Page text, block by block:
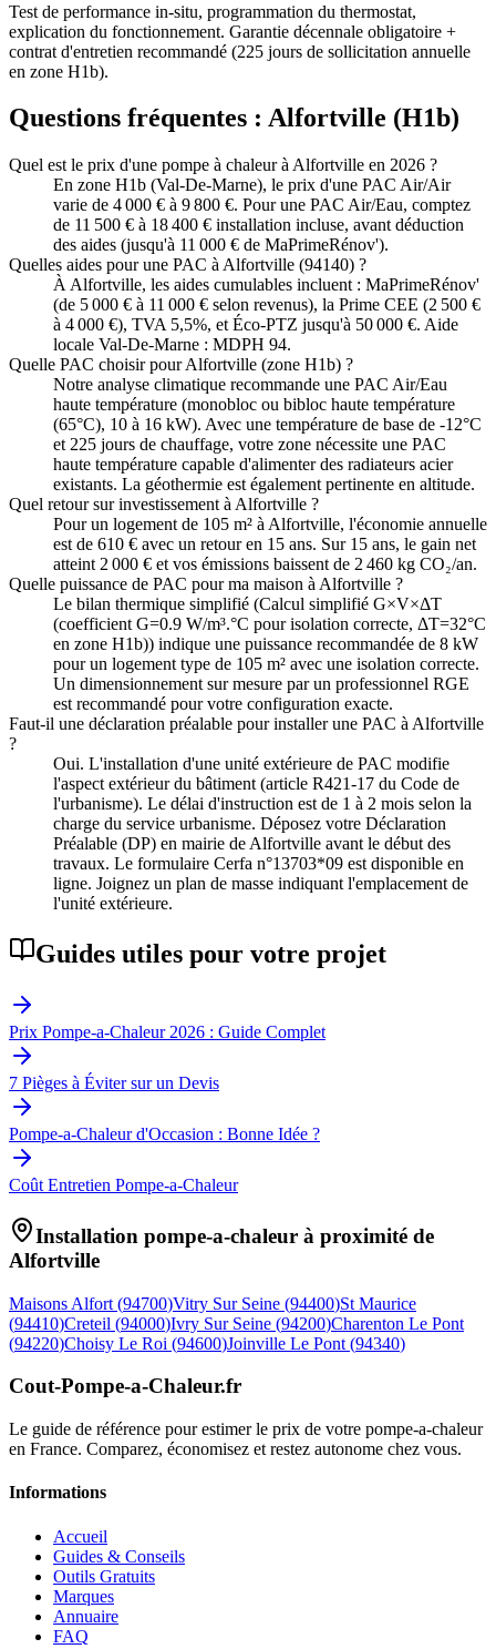
Test de performance in-situ, programmation du thermostat,
explication du fonctionnement. Garantie décennale obligatoire +
contrat d'entretien recommandé (225 jours de sollicitation annuelle
en zone H1b).
Questions fréquentes : Alfortville (H1b)
Quel est le prix d'une pompe à chaleur à Alfortville en 2026 ?
En zone H1b (Val-De-Marne), le prix d'une PAC Air/Air
varie de 4 000 € à 9 800 €. Pour une PAC Air/Eau, comptez
de 11 500 € à 18 400 € installation incluse, avant déduction
des aides (jusqu'à 11 000 € de MaPrimeRénov').
Quelles aides pour une PAC à Alfortville (94140) ?
À Alfortville, les aides cumulables incluent : MaPrimeRénov'
(de 5 000 € à 11 000 € selon revenus), la Prime CEE (2 500 €
à 4 000 €), TVA 5,5%, et Éco-PTZ jusqu'à 50 000 €. Aide
locale Val-De-Marne : MDPH 94.
Quelle PAC choisir pour Alfortville (zone H1b) ?
Notre analyse climatique recommande une PAC Air/Eau
haute température (monobloc ou bibloc haute température
(65°C), 10 à 16 kW). Avec une température de base de -12°C
et 225 jours de chauffage, votre zone nécessite une PAC
haute température capable d'alimenter des radiateurs acier
existants. La géothermie est également pertinente en altitude.
Quel retour sur investissement à Alfortville ?
Pour un logement de 105 m² à Alfortville, l'économie annuelle
est de 610 € avec un retour en 15 ans. Sur 15 ans, le gain net
atteint 2 000 € et vos émissions baissent de 2 460 kg CO₂/an.
Quelle puissance de PAC pour ma maison à Alfortville ?
Le bilan thermique simplifié (Calcul simplifié G×V×ΔT
(coefficient G=0.9 W/m³.°C pour isolation correcte, ΔT=32°C
en zone H1b)) indique une puissance recommandée de 8 kW
pour un logement type de 105 m² avec une isolation correcte.
Un dimensionnement sur mesure par un professionnel RGE
est recommandé pour votre configuration exacte.
Faut-il une déclaration préalable pour installer une PAC à Alfortville
?
Oui. L'installation d'une unité extérieure de PAC modifie
l'aspect extérieur du bâtiment (article R421-17 du Code de
l'urbanisme). Le délai d'instruction est de 1 à 2 mois selon la
charge du service urbanisme. Déposez votre Déclaration
Préalable (DP) en mairie de Alfortville avant le début des
travaux. Le formulaire Cerfa n°13703*09 est disponible en
ligne. Joignez un plan de masse indiquant l'emplacement de
l'unité extérieure.
Guides utiles pour votre projet
Prix Pompe-a-Chaleur 2026 : Guide Complet
7 Pièges à Éviter sur un Devis
Pompe-a-Chaleur d'Occasion : Bonne Idée ?
Coût Entretien Pompe-a-Chaleur
Installation pompe-a-chaleur à proximité de
Alfortville
Maisons Alfort (94700)Vitry Sur Seine (94400)St Maurice
(94410)Creteil (94000)Ivry Sur Seine (94200)Charenton Le Pont
(94220)Choisy Le Roi (94600)Joinville Le Pont (94340)
Cout-Pompe-a-Chaleur.fr
Le guide de référence pour estimer le prix de votre pompe-a-chaleur
en France. Comparez, économisez et restez autonome chez vous.
Informations
Accueil
Guides & Conseils
Outils Gratuits
Marques
Annuaire
FAQ